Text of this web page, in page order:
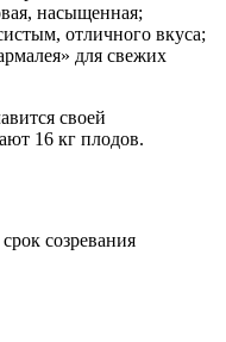
насыщенная;
отличного вкуса;
для свежих
своей
16 кг плодов.
созревания